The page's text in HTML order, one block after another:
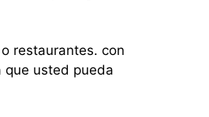
restaurantes. con
que usted pueda